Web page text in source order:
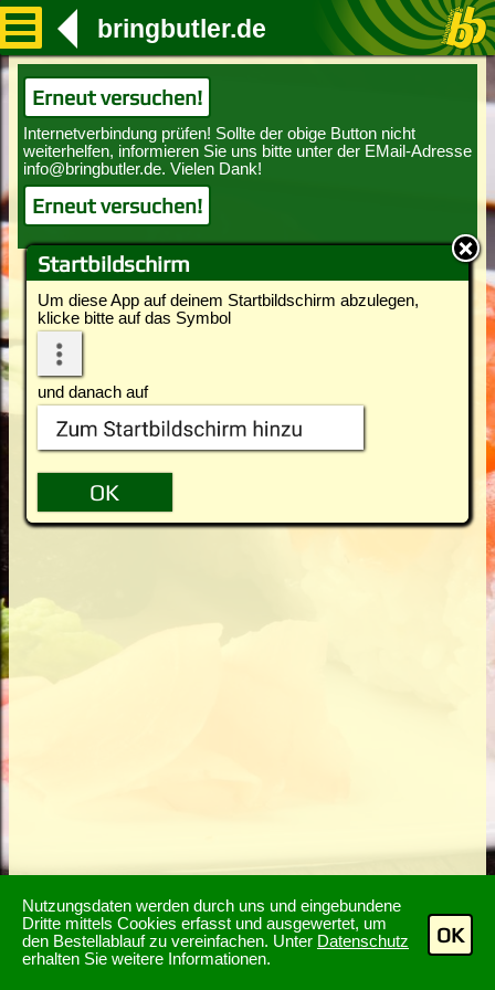
Nutzungsdaten werden durch uns und eingebundene
Dritte mittels Cookies erfasst und ausgewertet, um
den Bestellablauf zu vereinfachen. Unter Datenschutz
erhalten Sie weitere Informationen.
OK
Startbildschirm
Um diese App auf deinem Startbildschirm abzulegen,
klicke bitte auf das Symbol
und danach auf
bringbutler.de
Erneut versuchen!
Erneut versuchen!